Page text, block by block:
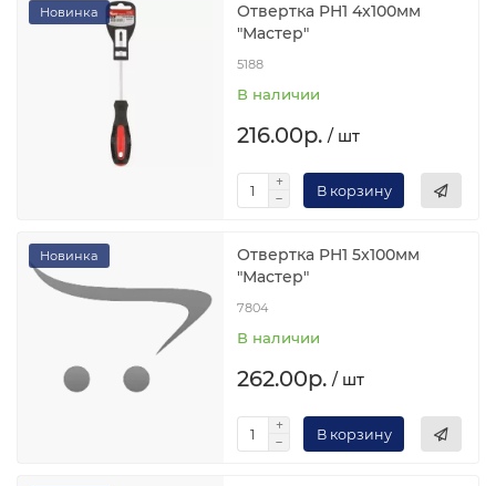
Новинка
Отвертка PH1 4x100мм
"Мастер"
5188
В наличии
216.00р. / шт
В корзину
Новинка
Отвертка PH1 5x100мм
"Мастер"
7804
В наличии
262.00р. / шт
В корзину